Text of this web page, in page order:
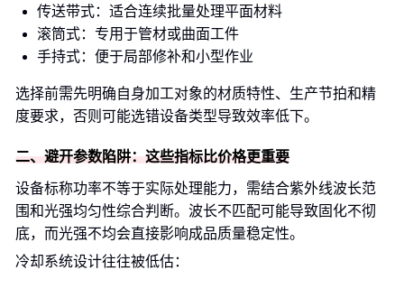
传送带式：适合连续批量处理平面材料
滚筒式：专用于管材或曲面工件
手持式：便于局部修补和小型作业
选择前需先明确自身加工对象的材质特性、生产节拍和精
度要求，否则可能选错设备类型导致效率低下。
二、避开参数陷阱：这些指标比价格更重要
设备标称功率不等于实际处理能力，需结合紫外线波长范
围和光强均匀性综合判断。波长不匹配可能导致固化不彻
底，而光强不均会直接影响成品质量稳定性。
冷却系统设计往往被低估：